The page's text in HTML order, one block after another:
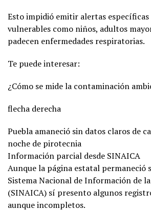
Esto impidió emitir alertas específicas
vulnerables como niños, adultos
padecen enfermedades respiratorias.
Te puede interesar:
¿Cómo se mide la contaminación
flecha derecha
Puebla amaneció sin datos claros de
noche de pirotecnia
Información parcial desde SINAICA
Aunque la página estatal permaneció
Sistema Nacional de Información de
(SINAICA) sí presento algunos
aunque incompletos.